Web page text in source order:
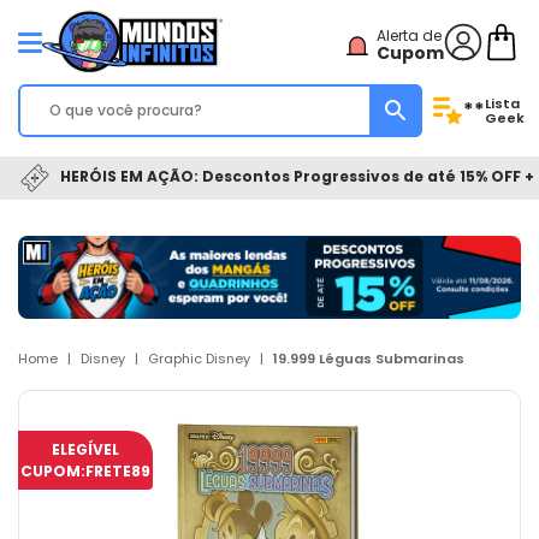
Alerta de
Cupom
**Lista
Geek
HERÓIS EM AÇÃO: Descontos Progressivos de até 15% OFF
Home | Disney | Graphic Disney | 19.999 Léguas Submarinas
ELEGÍVEL
CUPOM:FRETE89